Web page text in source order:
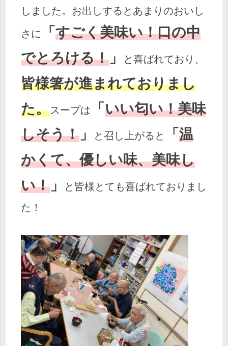
しました。お出しするとあまりのおいし
さに 「 すごく美味い！口の中
でとろける！ 」 と喜ばれており、
皆様箸が進まれておりまし
た。スープは 「 いい匂い！美味
しそう！ 」 と召し上がると 「 温
かくて、優しい味、美味し
い！ 」
と皆様とても喜ばれておりまし
た！